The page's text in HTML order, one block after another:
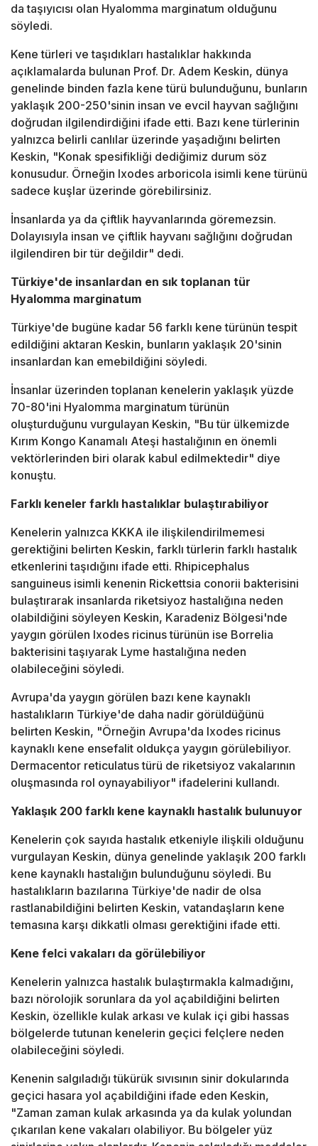
da taşıyıcısı olan Hyalomma marginatum olduğunu
söyledi.
Kene türleri ve taşıdıkları hastalıklar hakkında
açıklamalarda bulunan Prof. Dr. Adem Keskin, dünya
genelinde binden fazla kene türü bulunduğunu, bunların
yaklaşık 200-250'sinin insan ve evcil hayvan sağlığını
doğrudan ilgilendirdiğini ifade etti. Bazı kene türlerinin
yalnızca belirli canlılar üzerinde yaşadığını belirten
Keskin, "Konak spesifikliği dediğimiz durum söz
konusudur. Örneğin Ixodes arboricola isimli kene türünü
sadece kuşlar üzerinde görebilirsiniz.
İnsanlarda ya da çiftlik hayvanlarında göremezsin.
Dolayısıyla insan ve çiftlik hayvanı sağlığını doğrudan
ilgilendiren bir tür değildir" dedi.
Türkiye'de insanlardan en sık toplanan tür
Hyalomma marginatum
Türkiye'de bugüne kadar 56 farklı kene türünün tespit
edildiğini aktaran Keskin, bunların yaklaşık 20'sinin
insanlardan kan emebildiğini söyledi.
İnsanlar üzerinden toplanan kenelerin yaklaşık yüzde
70-80'ini Hyalomma marginatum türünün
oluşturduğunu vurgulayan Keskin, "Bu tür ülkemizde
Kırım Kongo Kanamalı Ateşi hastalığının en önemli
vektörlerinden biri olarak kabul edilmektedir" diye
konuştu.
Farklı keneler farklı hastalıklar bulaştırabiliyor
Kenelerin yalnızca KKKA ile ilişkilendirilmemesi
gerektiğini belirten Keskin, farklı türlerin farklı hastalık
etkenlerini taşıdığını ifade etti. Rhipicephalus
sanguineus isimli kenenin Rickettsia conorii bakterisini
bulaştırarak insanlarda riketsiyoz hastalığına neden
olabildiğini söyleyen Keskin, Karadeniz Bölgesi'nde
yaygın görülen Ixodes ricinus türünün ise Borrelia
bakterisini taşıyarak Lyme hastalığına neden
olabileceğini söyledi.
Avrupa'da yaygın görülen bazı kene kaynaklı
hastalıkların Türkiye'de daha nadir görüldüğünü
belirten Keskin, "Örneğin Avrupa'da Ixodes ricinus
kaynaklı kene ensefalit oldukça yaygın görülebiliyor.
Dermacentor reticulatus türü de riketsiyoz vakalarının
oluşmasında rol oynayabiliyor" ifadelerini kullandı.
Yaklaşık 200 farklı kene kaynaklı hastalık bulunuyor
Kenelerin çok sayıda hastalık etkeniyle ilişkili olduğunu
vurgulayan Keskin, dünya genelinde yaklaşık 200 farklı
kene kaynaklı hastalığın bulunduğunu söyledi. Bu
hastalıkların bazılarına Türkiye'de nadir de olsa
rastlanabildiğini belirten Keskin, vatandaşların kene
temasına karşı dikkatli olması gerektiğini ifade etti.
Kene felci vakaları da görülebiliyor
Kenelerin yalnızca hastalık bulaştırmakla kalmadığını,
bazı nörolojik sorunlara da yol açabildiğini belirten
Keskin, özellikle kulak arkası ve kulak içi gibi hassas
bölgelerde tutunan kenelerin geçici felçlere neden
olabileceğini söyledi.
Kenenin salgıladığı tükürük sıvısının sinir dokularında
geçici hasara yol açabildiğini ifade eden Keskin,
"Zaman zaman kulak arkasında ya da kulak yolundan
çıkarılan kene vakaları olabiliyor. Bu bölgeler yüz